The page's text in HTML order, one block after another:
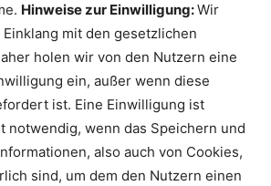
Hinweise zur Einwilligung:Wir
mit den gesetzlichen
holen wir von den Nutzern eine
ein, außer wenn diese
ist. Eine Einwilligung ist
notwendig, wenn das Speichern und
also auch von Cookies,
sind, um dem den Nutzern einen